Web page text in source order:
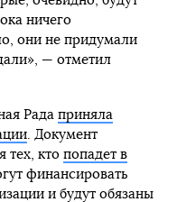
ничего
они не придумали
— отметил
Рада приняла
. Документ
тех, кто попадет в
финансировать
и будут обязаны